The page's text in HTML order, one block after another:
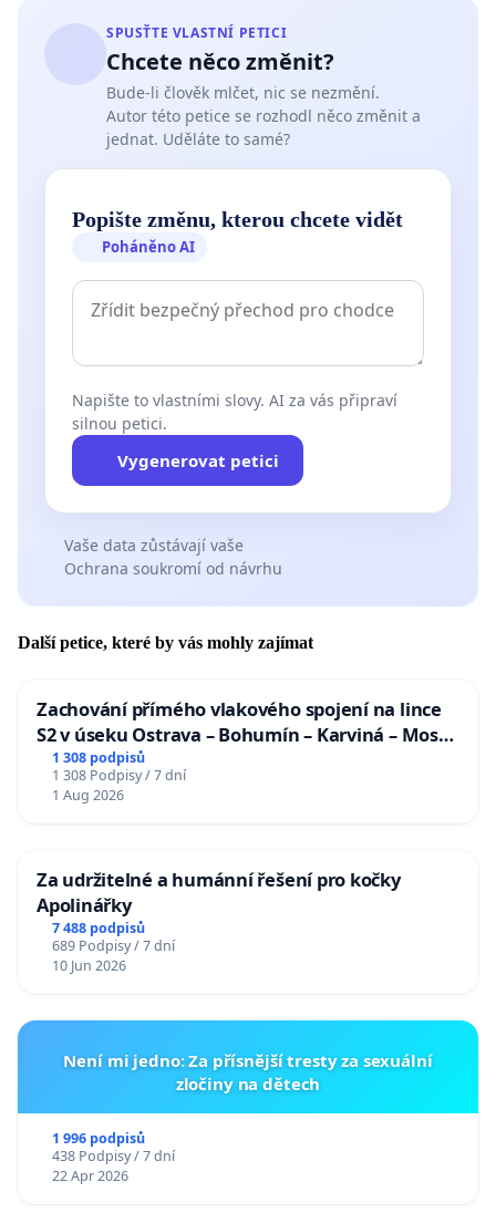
SPUSŤTE VLASTNÍ PETICI
Chcete něco změnit?
Bude-li člověk mlčet, nic se nezmění.
Autor této petice se rozhodl něco změnit a
jednat. Uděláte to samé?
Popište změnu, kterou chcete vidět
Poháněno AI
Napište to vlastními slovy. AI za vás připraví
silnou petici.
Vygenerovat petici
Vaše data zůstávají vaše
Ochrana soukromí od návrhu
Další petice, které by vás mohly zajímat
Zachování přímého vlakového spojení na lince
S2 v úseku Ostrava – Bohumín – Karviná – Mosty
u Jablunkova
1 308 podpisů
1 308 Podpisy / 7 dní
1 Aug 2026
Za udržitelné a humánní řešení pro kočky
Apolinářky
7 488 podpisů
689 Podpisy / 7 dní
10 Jun 2026
Není mi jedno: Za přísnější tresty za sexuální
zločiny na dětech
1 996 podpisů
438 Podpisy / 7 dní
22 Apr 2026